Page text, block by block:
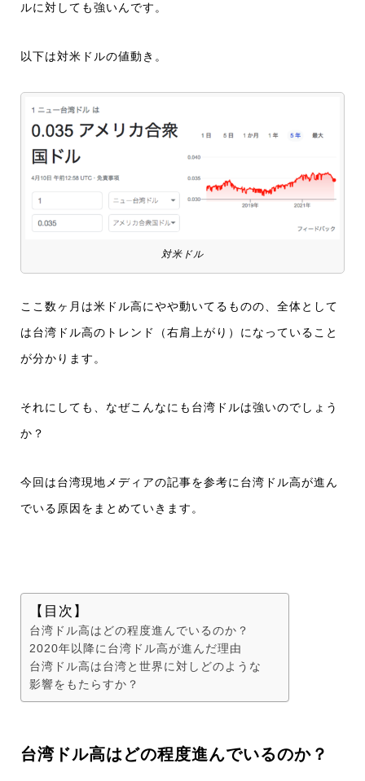
ルに対しても強いんです。
以下は対米ドルの値動き。
対米ドル
ここ数ヶ月は米ドル高にやや動いてるものの、全体として
は台湾ドル高のトレンド（右肩上がり）になっていること
が分かります。
それにしても、なぜこんなにも台湾ドルは強いのでしょう
か？
今回は台湾現地メディアの記事を参考に台湾ドル高が進ん
でいる原因をまとめていきます。
【目次】
台湾ドル高はどの程度進んでいるのか？
2020年以降に台湾ドル高が進んだ理由
台湾ドル高は台湾と世界に対しどのような
影響をもたらすか？
台湾ドル高はどの程度進んでいるのか？